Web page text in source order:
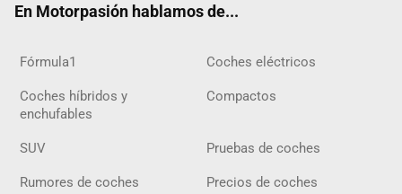
En Motorpasión hablamos de...
Fórmula1 Coches eléctricos
Coches híbridos y
enchufables
Compactos
SUV Pruebas de coches
Rumores de coches Precios de coches